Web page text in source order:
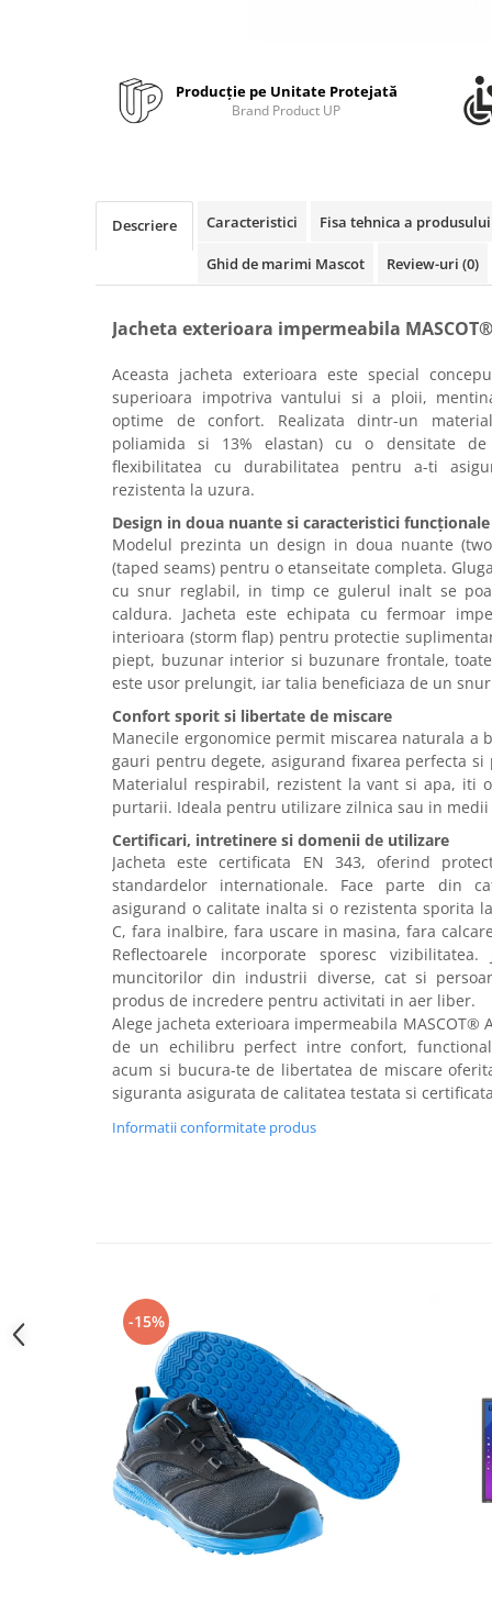
Instrumente de scris eco
Creioane mecanice si grafit
Markere diverse
Carioci si creioane colorate
Ascutitori, radiere, agrafe
Foarfece pentru birou
Curatenie si igiena
Produse Antibacteriene
Articole pentru baie
Maturi, mopuri si galeti
Hartie igienica, prosoape hartie si
Articole pentru rufe, casa,
geamuri, mobila
Articole pentru birou, suprafete,
Intretinere si odorizante masina
Saci de gunoi
Accesorii pentru curatenie
Tipografie si stampile
Formulare tipizate
Caiete si blocnotesuri
personalizate
Stampile, tusiere si tus
Protectia muncii si Imbracaminte
Imbracaminte
Bluze & Pulovere
Reflectorizante
Incaltaminte
Incaltaminte de lucru si protectie
Incaltaminte de oras si munte
Echipamente medicale
Manusi de protectie
Accesorii pentru protectia capului
Producție pe Unitate Protejată
Brand Product UP
Descriere Caracteristici Fisa tehnica a produsului
Ghid de marimi Mascot Review-uri (0)
Jacheta exterioara impermeabila MASCOT®
Aceasta jacheta exterioara este special
superioara impotriva vantului si a ploii,
optime de confort. Realizata dintr-un material
poliamida si 13% elastan) cu o densitate
flexibilitatea cu durabilitatea pentru a-ti
rezistenta la uzura.
Design in doua nuante si caracteristici funcționale
Modelul prezinta un design in doua nuante
(taped seams) pentru o etanseitate completa.
cu snur reglabil, in timp ce gulerul inalt se
caldura. Jacheta este echipata cu fermoar
interioara (storm flap) pentru protectie
piept, buzunar interior si buzunare frontale,
este usor prelungit, iar talia beneficiaza de un
Confort sporit si libertate de miscare
Manecile ergonomice permit miscarea naturala a
gauri pentru degete, asigurand fixarea perfecta
Materialul respirabil, rezistent la vant si apa, iti
purtarii. Ideala pentru utilizare zilnica sau in medii
Certificari, intretinere si domenii de utilizare
Jacheta este certificata EN 343, oferind
standardelor internationale. Face parte din
asigurand o calitate inalta si o rezistenta sporita
C, fara inalbire, fara uscare in masina, fara
Reflectoarele incorporate sporesc
muncitorilor din industrii diverse, cat si
produs de incredere pentru activitati in aer liber.
Alege jacheta exterioara impermeabila MASCOT®
de un echilibru perfect intre confort,
acum si bucura-te de libertatea de miscare
siguranta asigurata de calitatea testata si
Informatii conformitate produs
-15%